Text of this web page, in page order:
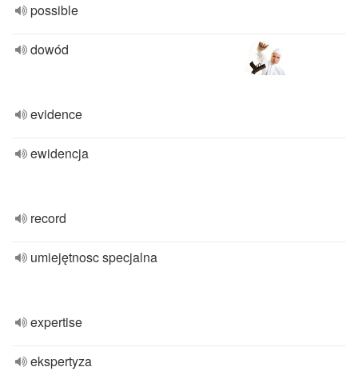
possible
dowód
evidence
ewidencja
record
umiejętnosc specjalna
expertise
ekspertyza